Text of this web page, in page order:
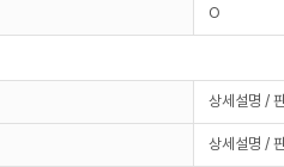
O
상세설명 /
상세설명 /